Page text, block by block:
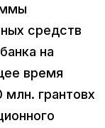
средств
на
время
млн. грантовх